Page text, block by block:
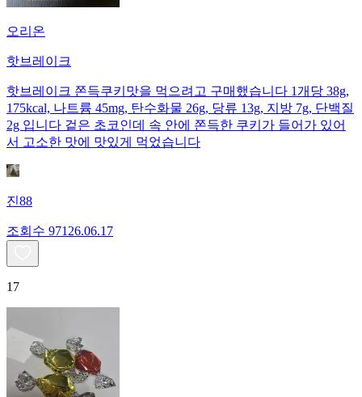
오리온
핫브레이크
핫브레이크 쫀득쿠키맛을 먹으려고 구매했습니다 1개당 38g,
175kcal, 나트륨 45mg, 탄수화물 26g, 당류 13g, 지방 7g, 단백질
2g 입니다 겉은 초코인데 속 안에 쫀득한 쿠키가 들어가 있어
서 고소한 맛에 맛있게 먹었습니다
진88
조회수 971 26.06.17
17